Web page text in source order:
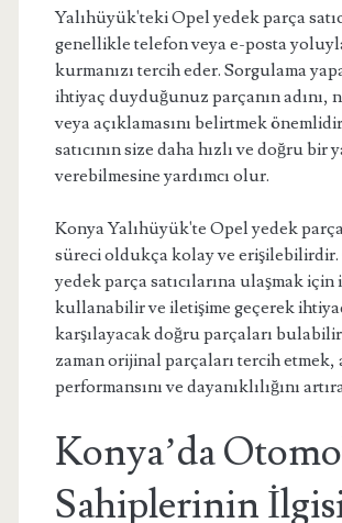
Yalıhüyük'teki Opel yedek parça
genellikle telefon veya e-posta
kurmanızı tercih eder. Sorgulama
ihtiyaç duyduğunuz parçanın adını,
veya açıklamasını belirtmek
satıcının size daha hızlı ve doğru bir
verebilmesine yardımcı olur.
Konya Yalıhüyük'te Opel yedek
süreci oldukça kolay ve
yedek parça satıcılarına ulaşmak
kullanabilir ve iletişime geçerek
karşılayacak doğru parçaları
zaman orijinal parçaları tercih etmek,
performansını ve dayanıklılığını
Konya’da
Sahiplerinin